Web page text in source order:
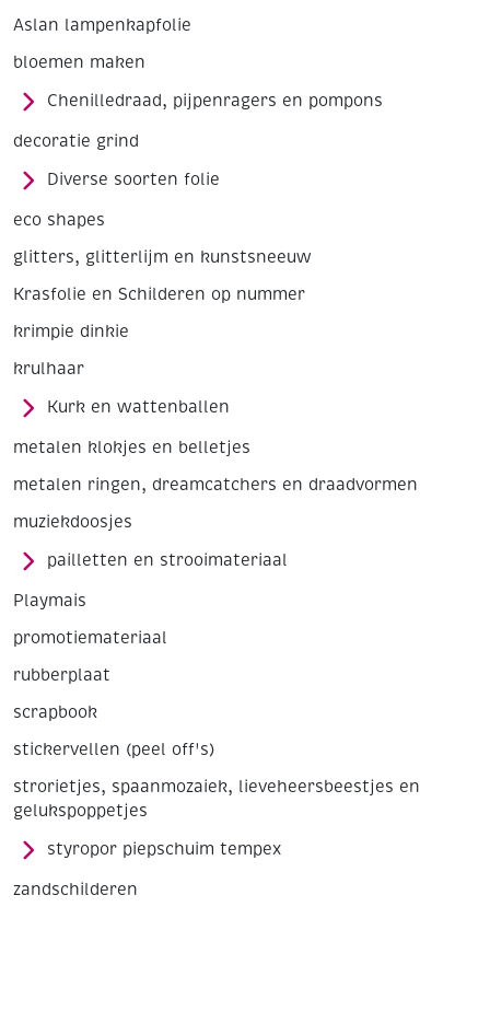
Aslan lampenkapfolie
bloemen maken
Chenilledraad, pijpenragers en pompons
decoratie grind
Diverse soorten folie
eco shapes
glitters, glitterlijm en kunstsneeuw
Krasfolie en Schilderen op nummer
krimpie dinkie
krulhaar
Kurk en wattenballen
metalen klokjes en belletjes
metalen ringen, dreamcatchers en draadvormen
muziekdoosjes
pailletten en strooimateriaal
Playmais
promotiemateriaal
rubberplaat
scrapbook
stickervellen (peel off's)
strorietjes, spaanmozaiek, lieveheersbeestjes en
gelukspoppetjes
styropor piepschuim tempex
zandschilderen